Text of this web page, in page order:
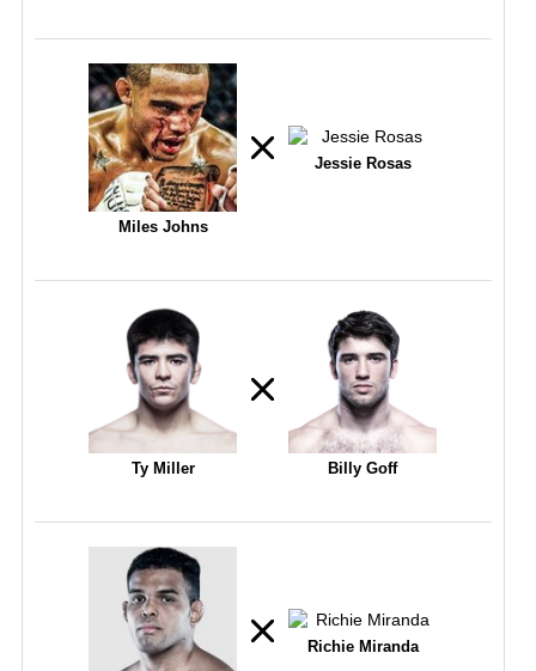
Miles Johns
Jessie Rosas
Ty Miller Billy Goff
Richie Miranda